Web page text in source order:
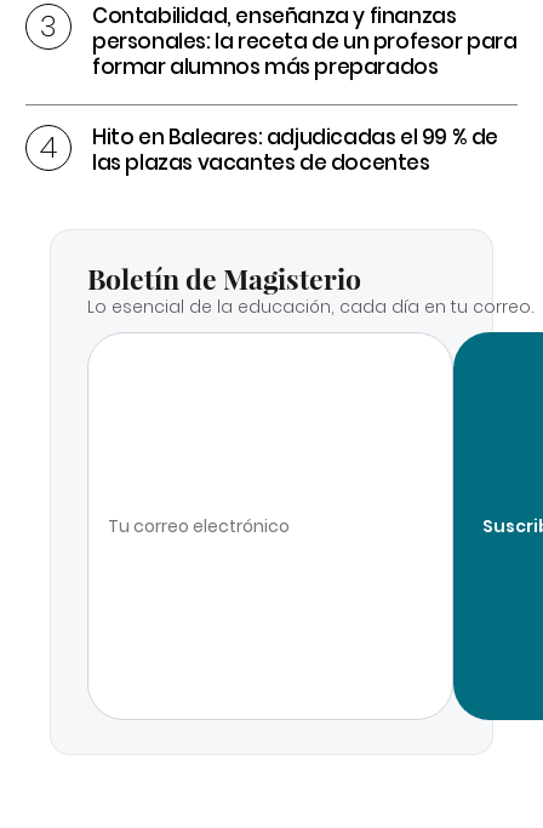
Contabilidad, enseñanza y finanzas
personales: la receta de un profesor para
formar alumnos más preparados
Hito en Baleares: adjudicadas el 99 % de
las plazas vacantes de docentes
Boletín de Magisterio
Lo esencial de la educación, cada día en tu correo.